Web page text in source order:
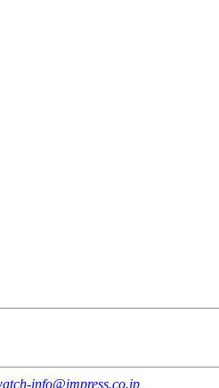
info@impress.co.jp